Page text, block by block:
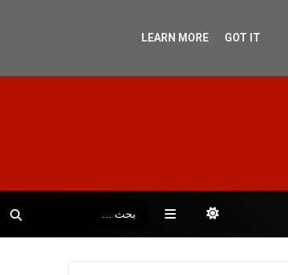
LEARN MORE GOT IT